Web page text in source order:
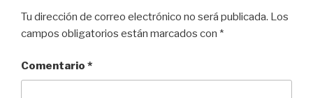
Tu dirección de correo electrónico no será publicada. Los
campos obligatorios están marcados con *
Comentario *